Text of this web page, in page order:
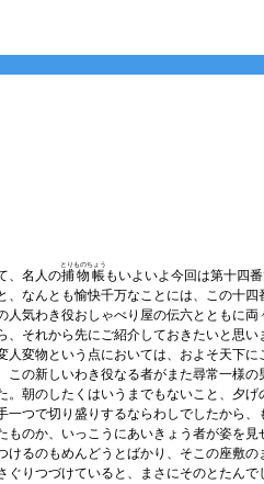
、名人の捕物帳
とりものちょう
もいよいよ今回は第十四
、なんとも愉快千万なことには、この十
人気わき役おしゃべり屋の伝六とともに
それから先にご紹介しておきたいと思い
変物という点においては、およそ天下
この新しいわき役なる者がまた尋常一様
。朝のしたくはいうまでもないこと、夕
一つで切り盛りするならわしでしたから
ものか、いっこうにあいきょう者が姿を
るのもめんどうとばかり、そこの座敷
ぐりつづけていると、まさにそのとたん